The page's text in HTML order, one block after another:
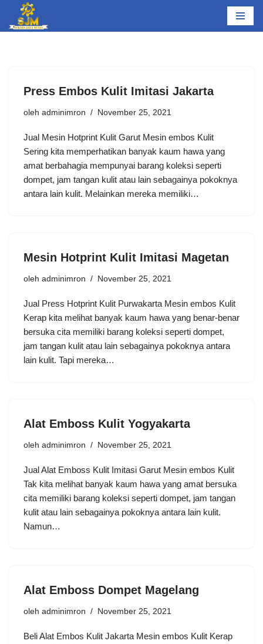
Lompat
Press Embos Kulit Imitasi Jakarta
oleh adminimron November 25, 2021
Jual Mesin Hotprint Kulit Garut Mesin embos Kulit
Sering kita memperhatikan banyak kaum hawa yang
amat berbahagia mempunyai barang koleksi seperti
dompet, jam tangan kulit atau lain sebagainya pokoknya
antara lain kulit. Melainkan mereka memiliki…
Mesin Hotprint Kulit Imitasi Magetan
oleh adminimron November 25, 2021
Jual Press Hotprint Kulit Purwakarta Mesin embos Kulit
Kerap kita melihat banyak kaum hawa yang benar-benar
bersuka cita memiliki barang koleksi seperti dompet,
jam tangan kulit atau lain sebagainya pokoknya antara
lain kulit. Tapi mereka…
Alat Emboss Kulit Yogyakarta
oleh adminimron November 25, 2021
Jual Alat Emboss Kulit Imitasi Garut Mesin embos Kulit
Tak kita melihat banyak kaum hawa yang amat bersuka
cita memiliki barang koleksi seperti dompet, jam tangan
kulit atau lain sebagainya pokoknya antara lain kulit.
Namun…
Alat Emboss Dompet Magelang
oleh adminimron November 25, 2021
Beli Alat Embos Kulit Jakarta Mesin embos Kulit Kerap